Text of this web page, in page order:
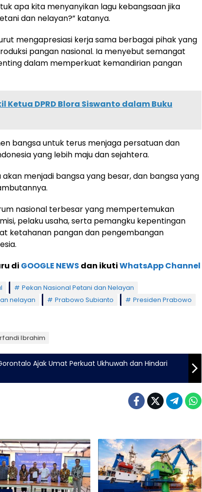
apa kita menyanyikan lagu kebangsaan jika
dan nelayan?” katanya.
mengapresiasi kerja sama berbagai pihak yang
pangan nasional. Ia menyebut semangat
dalam memperkuat kemandirian pangan
Ketua DPRD Blora Siswanto dalam Buku
bangsa untuk terus menjaga persatuan dan
yang lebih maju dan sejahtera.
menjadi bangsa yang besar, dan bangsa yang
nasional terbesar yang mempertemukan
pelaku usaha, serta pemangku kepentingan
ketahanan pangan dan pengembangan
di GOOGLE NEWS dan ikutiWhatsApp Channel
Pekan Nasional Petani dan Nelayan
nelayan Prabowo Subianto
Presiden Prabowo
Ibrahim
Ajak Umat Perkuat Ukhuwah dan Hindari